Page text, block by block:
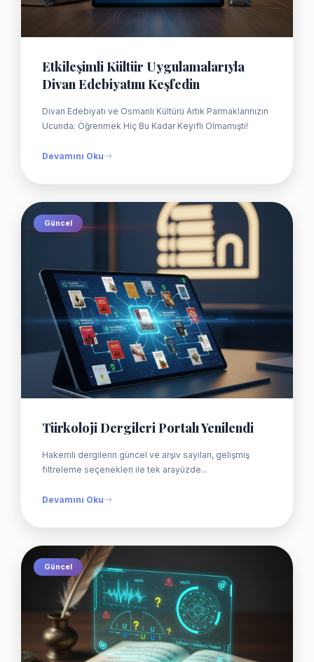
Etkileşimli Kültür Uygulamalarıyla
Divan Edebiyatını Keşfedin
Divan Edebiyatı ve Osmanlı Kültürü Artık Parmaklarınızın
Ucunda: Öğrenmek Hiç Bu Kadar Keyifli Olmamıştı!
Devamını Oku
Güncel
Türkoloji Dergileri Portalı Yenilendi
Hakemli dergilerin güncel ve arşiv sayıları, gelişmiş
filtreleme seçenekleri ile tek arayüzde...
Devamını Oku
Güncel